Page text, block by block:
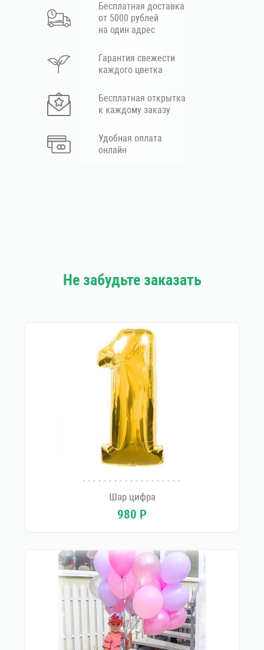
Бесплатная доставка
от 5000 рублей
на один адрес
Гарантия свежести
каждого цветка
Бесплатная открытка
к каждому заказу
Удобная оплата
онлайн
Не забудьте заказать
Шар цифра
980 Р